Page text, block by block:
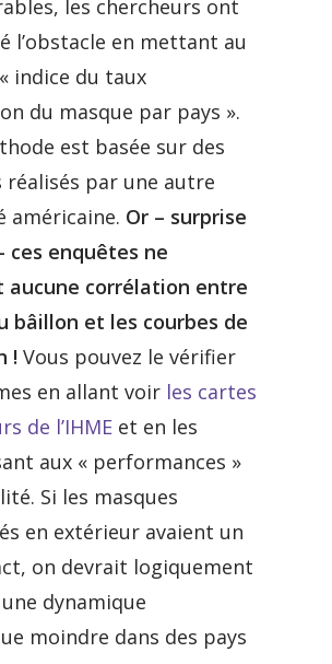
les chercheurs ont
l’obstacle en mettant au
indice du taux
du masque par pays ».
est basée sur des
réalisés par une autre
américaine. Or – surprise
ces enquêtes ne
aucune corrélation entre
bâillon et les courbes de
! Vous pouvez le vérifier
en allant voir les cartes
de l’IHME et en les
aux « performances »
Si les masques
en extérieur avaient un
on devrait logiquement
dynamique
moindre dans des pays